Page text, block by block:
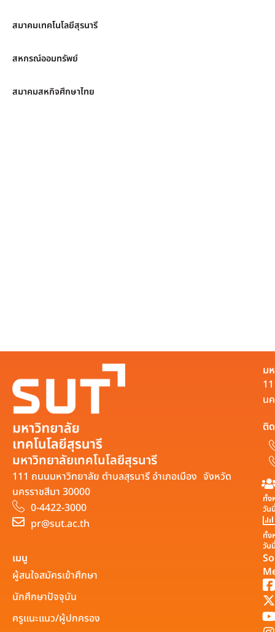
สมาคมเทคโนโลยีสุรนารี
สหกรณ์ออมทรัพย์
สมาคมสหกิจศึกษาไทย
มหาวิทยาลัยเทคโนโลยีสุรนารี
111 ถนนมหาวิทยาลัย ตำบลสุรนารี อำเภอเมือง จังหวัด
นครราชสีมา 30000
0-4422-3000
pr@sut.ac.th
ม
น
ติ
ทั้ง
วัน
ทั้ง
วัน
เมนู
ผู้สนใจสมัครเข้าศึกษา
นักศึกษาปัจจุบัน
ครูแนะแนว/ผู้ปกครอง